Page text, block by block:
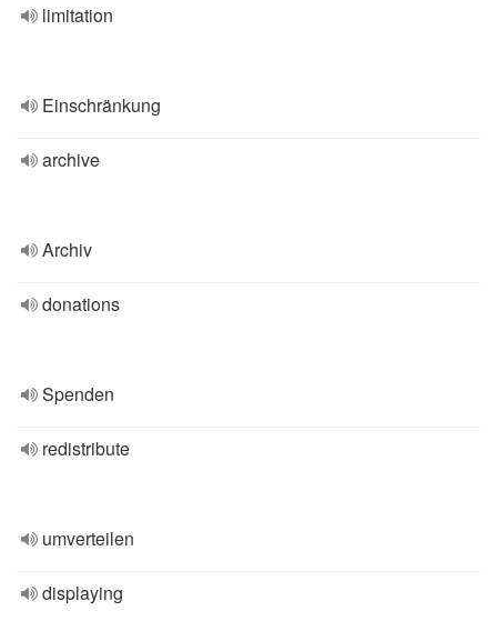
limitation
Einschränkung
archive
Archiv
donations
Spenden
redistribute
umverteilen
displaying